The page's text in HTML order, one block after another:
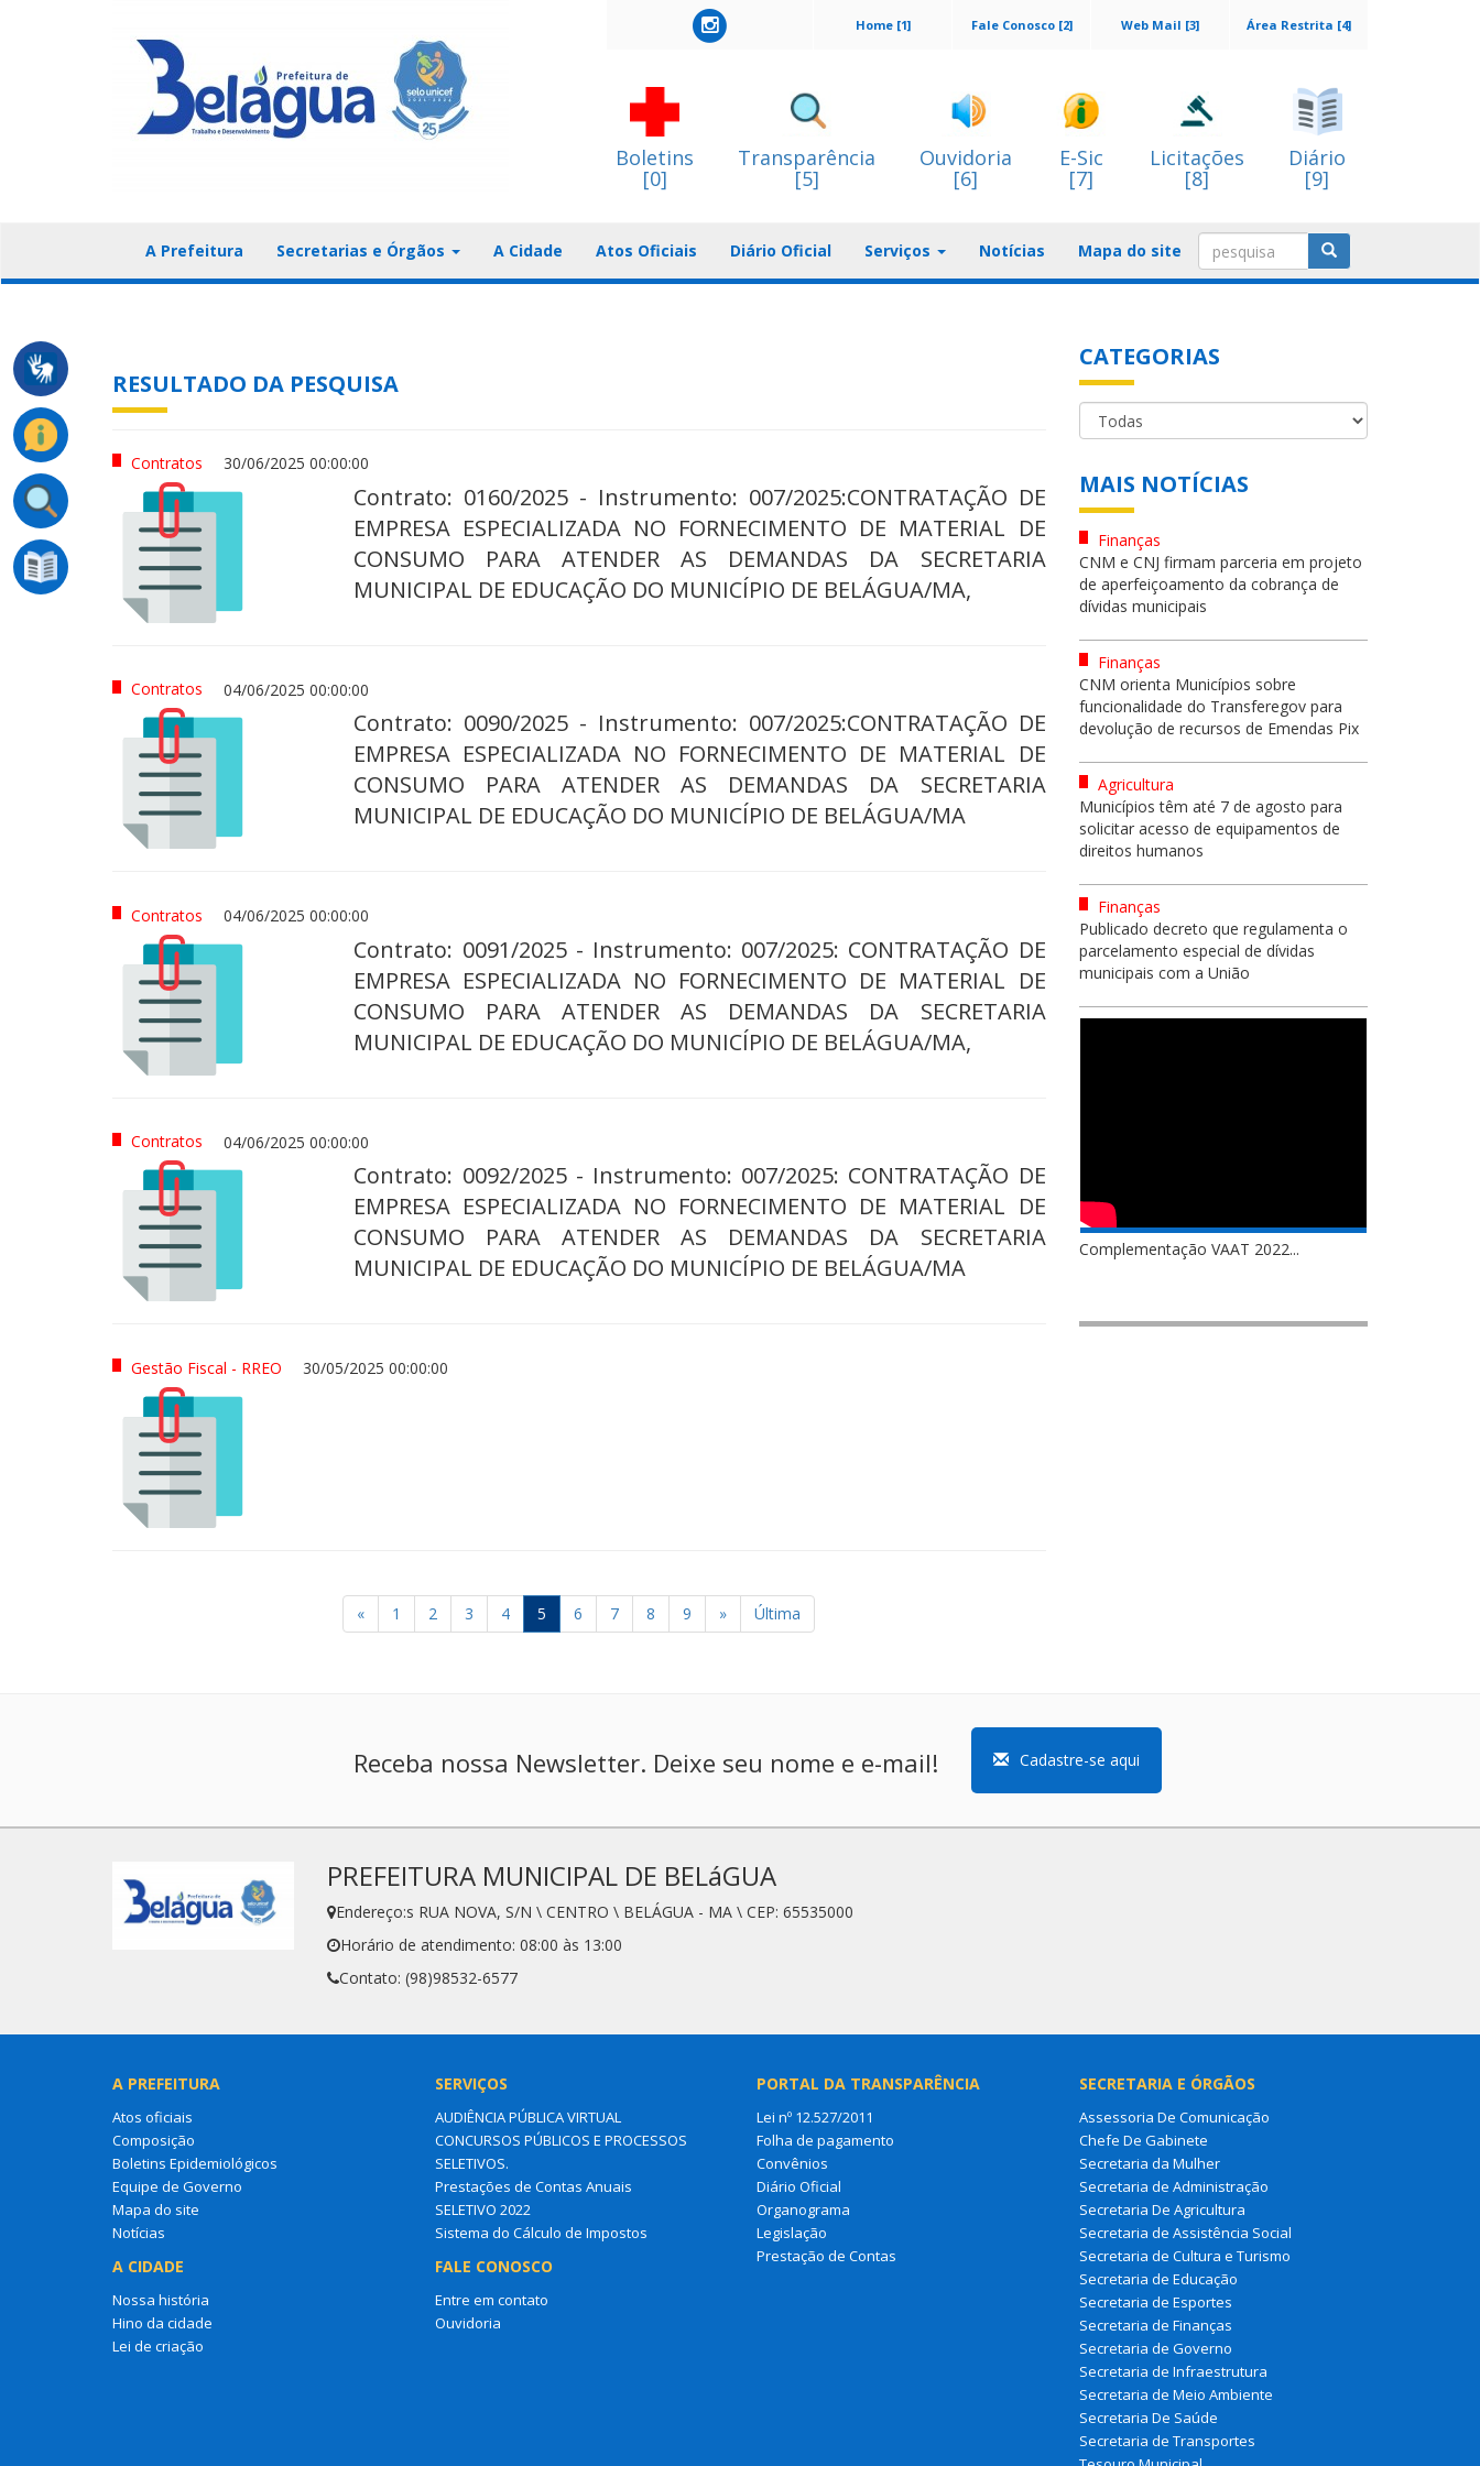
Área Restrita [4]
Web Mail [3]
Fale Conosco [2]
Home [1]
Boletins
[0]
Transparência
[5]
Ouvidoria
[6]
E-Sic
[7]
Licitações
[8]
Diário
[9]
A Prefeitura Secretarias e Órgãos A Cidade Atos Oficiais Diário Oficial Serviços Notícias Mapa do site
RESULTADO DA PESQUISA
Contratos 30/06/2025 00:00:00
Contrato: 0160/2025 - Instrumento: 007/2025:CONTRATAÇÃO DE
EMPRESA ESPECIALIZADA NO FORNECIMENTO DE MATERIAL DE
CONSUMO PARA ATENDER AS DEMANDAS DA SECRETARIA
MUNICIPAL DE EDUCAÇÃO DO MUNICÍPIO DE BELÁGUA/MA,
Contratos 04/06/2025 00:00:00
Contrato: 0090/2025 - Instrumento: 007/2025:CONTRATAÇÃO DE
EMPRESA ESPECIALIZADA NO FORNECIMENTO DE MATERIAL DE
CONSUMO PARA ATENDER AS DEMANDAS DA SECRETARIA
MUNICIPAL DE EDUCAÇÃO DO MUNICÍPIO DE BELÁGUA/MA
Contratos 04/06/2025 00:00:00
Contrato: 0091/2025 - Instrumento: 007/2025: CONTRATAÇÃO DE
EMPRESA ESPECIALIZADA NO FORNECIMENTO DE MATERIAL DE
CONSUMO PARA ATENDER AS DEMANDAS DA SECRETARIA
MUNICIPAL DE EDUCAÇÃO DO MUNICÍPIO DE BELÁGUA/MA,
Contratos 04/06/2025 00:00:00
Contrato: 0092/2025 - Instrumento: 007/2025: CONTRATAÇÃO DE
EMPRESA ESPECIALIZADA NO FORNECIMENTO DE MATERIAL DE
CONSUMO PARA ATENDER AS DEMANDAS DA SECRETARIA
MUNICIPAL DE EDUCAÇÃO DO MUNICÍPIO DE BELÁGUA/MA
Gestão Fiscal - RREO 30/05/2025 00:00:00
« 1 2 3 4 5 6 7 8 9 » Última
CATEGORIAS
MAIS NOTÍCIAS
Finanças
CNM e CNJ firmam parceria em projeto
de aperfeiçoamento da cobrança de
dívidas municipais
Finanças
CNM orienta Municípios sobre
funcionalidade do Transferegov para
devolução de recursos de Emendas Pix
Agricultura
Municípios têm até 7 de agosto para
solicitar acesso de equipamentos de
direitos humanos
Finanças
Publicado decreto que regulamenta o
parcelamento especial de dívidas
municipais com a União
Complementação VAAT 2022...
Receba nossa Newsletter. Deixe seu nome e e-mail! Cadastre-se aqui
PREFEITURA MUNICIPAL DE BELáGUA
Endereço:s RUA NOVA, S/N \ CENTRO \ BELÁGUA - MA \ CEP: 65535000
Horário de atendimento: 08:00 às 13:00
Contato: (98)98532-6577
A PREFEITURA
Atos oficiais
Composição
Boletins Epidemiológicos
Equipe de Governo
Mapa do site
Notícias
A CIDADE
Nossa história
Hino da cidade
Lei de criação
SERVIÇOS
AUDIÊNCIA PÚBLICA VIRTUAL
CONCURSOS PÚBLICOS E PROCESSOS
SELETIVOS.
Prestações de Contas Anuais
SELETIVO 2022
Sistema do Cálculo de Impostos
FALE CONOSCO
Entre em contato
Ouvidoria
PORTAL DA TRANSPARÊNCIA
Lei nº 12.527/2011
Folha de pagamento
Convênios
Diário Oficial
Organograma
Legislação
Prestação de Contas
SECRETARIA E ÓRGÃOS
Assessoria De Comunicação
Chefe De Gabinete
Secretaria da Mulher
Secretaria de Administração
Secretaria De Agricultura
Secretaria de Assistência Social
Secretaria de Cultura e Turismo
Secretaria de Educação
Secretaria de Esportes
Secretaria de Finanças
Secretaria de Governo
Secretaria de Infraestrutura
Secretaria de Meio Ambiente
Secretaria De Saúde
Secretaria de Transportes